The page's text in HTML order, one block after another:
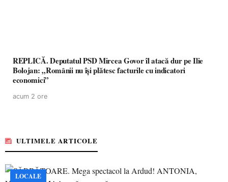
REPLICĂ. Deputatul PSD Mircea Govor îl atacă dur pe Ilie
Bolojan: „Românii nu își plătesc facturile cu indicatori
economici”
acum 2 ore
ULTIMELE ARTICOLE
LOCALE